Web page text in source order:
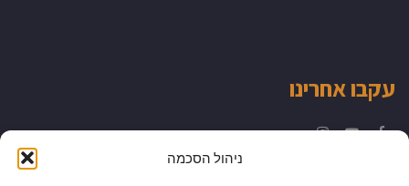
ניהול הסכמה
עקבו אחרינו